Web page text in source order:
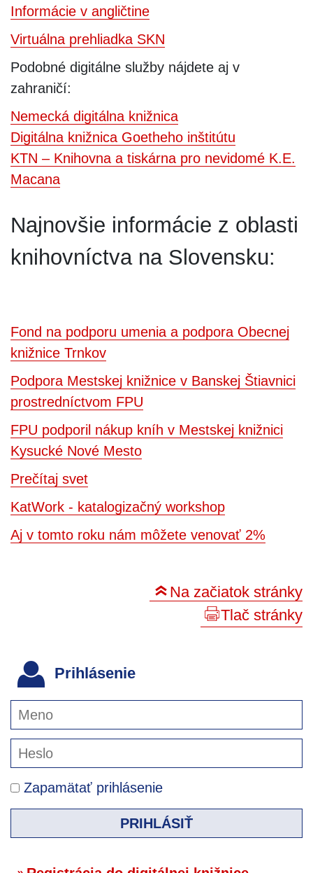
Informácie v angličtine
Virtuálna prehliadka SKN
Podobné digitálne služby nájdete aj v
zahraničí:
Nemecká digitálna knižnica
Digitálna knižnica Goetheho inštitútu
KTN – Knihovna a tiskárna pro nevidomé K.E.
Macana
Najnovšie informácie z oblasti
knihovníctva na Slovensku:
Fond na podporu umenia a podpora Obecnej
knižnice Trnkov
Podpora Mestskej knižnice v Banskej Štiavnici
prostredníctvom FPU
FPU podporil nákup kníh v Mestskej knižnici
Kysucké Nové Mesto
Prečítaj svet
KatWork - katalogizačný workshop
Aj v tomto roku nám môžete venovať 2%
Na začiatok stránky
Tlač stránky
Prihlásenie
Zapamätať prihlásenie
PRIHLÁSIŤ